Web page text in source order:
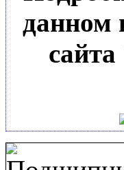
данном